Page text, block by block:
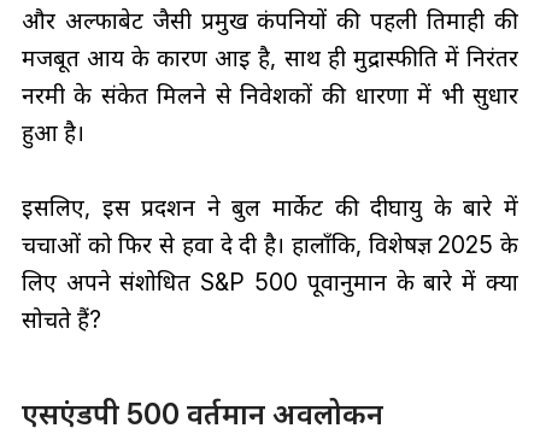
और अल्फाबेट जैसी प्रमुख कंपनियों की पहली तिमाही की
मजबूत आय के कारण आई है, साथ ही मुद्रास्फीति में निरंतर
नरमी के संकेत मिलने से निवेशकों की धारणा में भी सुधार
हुआ है।
इसलिए, इस प्रदर्शन ने बुल मार्केट की दीर्घायु के बारे में
चर्चाओं को फिर से हवा दे दी है। हालाँकि, विशेषज्ञ 2025 के
लिए अपने संशोधित S&P 500 पूर्वानुमान के बारे में क्या
सोचते हैं?
एसएंडपी 500 वर्तमान अवलोकन